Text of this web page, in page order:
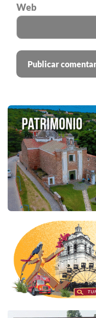
Web